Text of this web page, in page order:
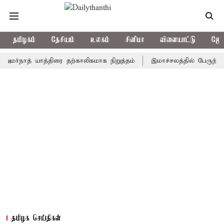
தமிழகம் தேசியம் உலகம் சினிமா விளையாட்டு
யாத்திரை தற்காலிகமாக நிறுத்தம் இமாச்சலத்தில் பேருந்து
தமிழக செய்திகள்